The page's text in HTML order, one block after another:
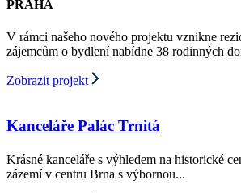
PRAHA
V rámci našeho nového projektu vznikne
zájemcům o bydlení nabídne 38 rodinných
Zobrazit projekt
Kanceláře Palác Trnitá
Krásné kanceláře s výhledem na historické
zázemí v centru Brna s výbornou...